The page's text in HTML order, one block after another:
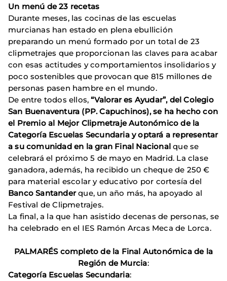
Un menú de 23 recetas
Durante meses, las cocinas de las escuelas
murcianas han estado en plena ebullición
preparando un menú formado por un total de 23
clipmetrajes que proporcionan las claves para acabar
con esas actitudes y comportamientos insolidarios y
poco sostenibles que provocan que 815 millones de
personas pasen hambre en el mundo.
De entre todos ellos,“Valorar es Ayudar”, del Colegio
San Buenaventura (PP. Capuchinos), se ha hecho con
el Premio al Mejor Clipmetraje Autonómico de la
Categoría Escuelas Secundaria y optará a representar
a su comunidad en la gran Final Nacionalque se
celebrará el próximo 5 de mayo en Madrid. La clase
ganadora, además, ha recibido un cheque de 250 €
para material escolar y educativo por cortesía del
Banco Santanderque, un año más, ha apoyado al
Festival de Clipmetrajes.
La final, a la que han asistido decenas de personas, se
ha celebrado en el IES Ramón Arcas Meca de Lorca.
PALMARÉS completo de la Final Autonómica de la
Región de Murcia:
Categoría Escuelas Secundaria: